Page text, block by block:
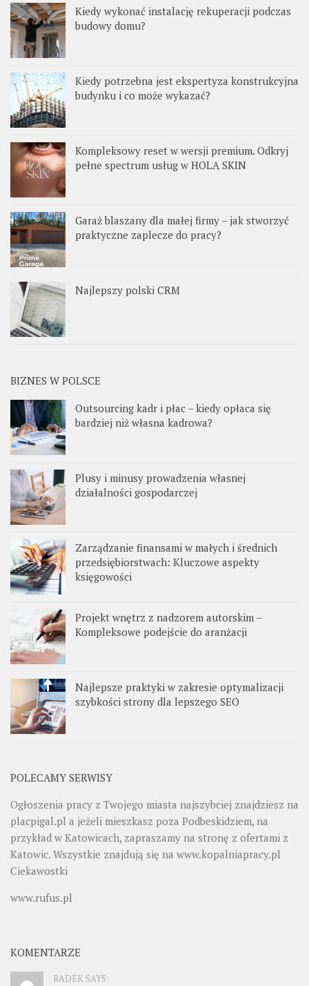
Kiedy wykonać instalację rekuperacji podczas
budowy domu?
Kiedy potrzebna jest ekspertyza konstrukcyjna
budynku i co może wykazać?
Kompleksowy reset w wersji premium. Odkryj
pełne spectrum usług w HOLA SKIN
Garaż blaszany dla małej firmy – jak stworzyć
praktyczne zaplecze do pracy?
Najlepszy polski CRM
BIZNES W POLSCE
Outsourcing kadr i płac – kiedy opłaca się
bardziej niż własna kadrowa?
Plusy i minusy prowadzenia własnej
działalności gospodarczej
Zarządzanie finansami w małych i średnich
przedsiębiorstwach: Kluczowe aspekty
księgowości
Projekt wnętrz z nadzorem autorskim –
Kompleksowe podejście do aranżacji
Najlepsze praktyki w zakresie optymalizacji
szybkości strony dla lepszego SEO
POLECAMY SERWISY
Ogłoszenia pracy z Twojego miasta najszybciej znajdziesz na
placpigal.pl a jeżeli mieszkasz poza Podbeskidziem, na
przykład w Katowicach, zapraszamy na stronę z ofertami z
Katowic. Wszystkie znajdują się na www.kopalniapracy.pl
Ciekawostki
www.rufus.pl
KOMENTARZE
RADEK SAYS: